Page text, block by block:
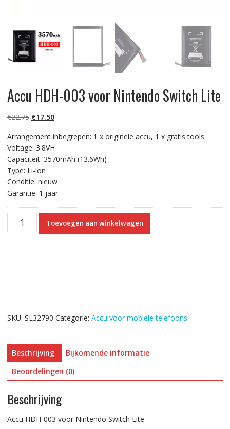
Accu HDH-003 voor Nintendo Switch Lite
€22.75 Oorspronkelijke
was:
€22.75.
€17.50Huidige
is:
€17.50.
Arrangement inbegrepen: 1 x originele accu, 1 x gratis tools
Voltage: 3.8VH
Capaciteit: 3570mAh (13.6Wh)
Type: Li-ion
Conditie: nieuw
Garantie: 1 jaar
Accu
HDH-
Toevoegen aan winkelwagen
SKU: SL32790 Categorie: Accu voor mobiele telefoons
Beschrijving
Bijkomende informatie
Beoordelingen (0)
Beschrijving
Accu HDH-003 voor Nintendo Switch Lite